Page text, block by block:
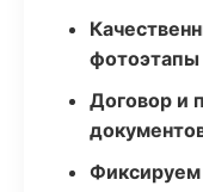
фотоэтапы
Договор и
Фиксируем